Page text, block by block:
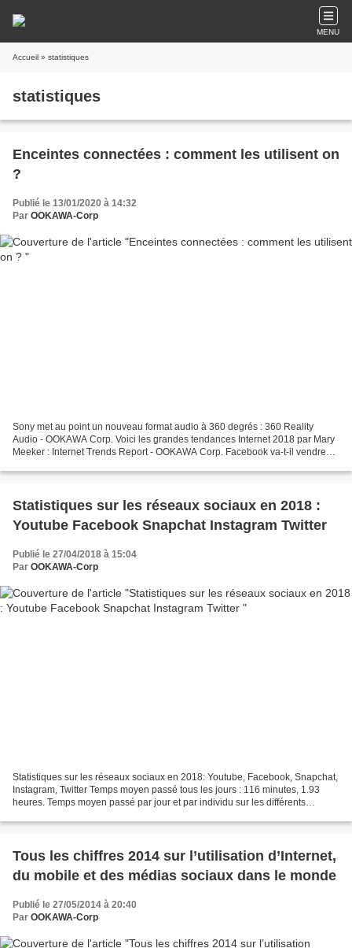
MENU
Accueil » statistiques
statistiques
Enceintes connectées : comment les utilisent on
?
Publié le 13/01/2020 à 14:32
Par OOKAWA-Corp
Sony met au point un nouveau format audio à 360 degrés : 360 Reality
Audio - OOKAWA Corp. Voici les grandes tendances Internet 2018 par Mary
Meeker : Internet Trends Report - OOKAWA Corp. Facebook va-t-il vendre
Statistiques sur les réseaux sociaux en 2018 :
Youtube Facebook Snapchat Instagram Twitter
Publié le 27/04/2018 à 15:04
Par OOKAWA-Corp
Statistiques sur les réseaux sociaux en 2018: Youtube, Facebook, Snapchat,
Instagram, Twitter Temps moyen passé tous les jours : 116 minutes, 1.93
heures. Temps moyen passé par jour et par individu sur les différents
Tous les chiffres 2014 sur l’utilisation d’Internet,
du mobile et des médias sociaux dans le monde
Publié le 27/05/2014 à 20:40
Par OOKAWA-Corp